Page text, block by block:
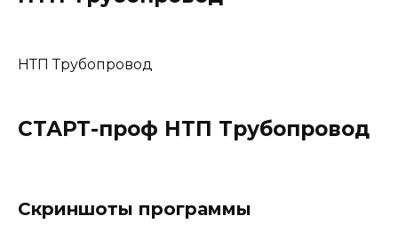
НТП Трубопровод
СТАРТ-проф НТП Трубопровод
Скриншоты программы